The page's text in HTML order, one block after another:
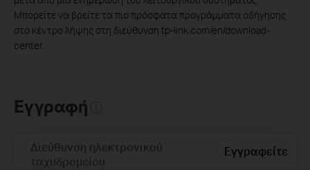
Μπορείτε να βρείτε τα πιο πρόσφατα προγράμματα οδήγησης
στο κέντρο λήψης στη διεύθυνση tp-link.com/en/download-
center.
Εγγραφή
Διεύθυνση ηλεκτρονικού
ταχυδρομείου
Εγγραφείτε